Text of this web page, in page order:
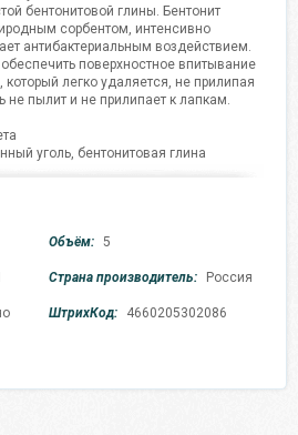
бентонитовой глины. Бентонит
сорбентом, интенсивно
антибактериальным воздействием.
поверхностное впитывание
легко удаляется, не прилипая
не пылит и не прилипает к лапкам.
уголь, бентонитовая глина
Объём: 5
Страна производитель: Россия
ШтрихКод: 4660205302086